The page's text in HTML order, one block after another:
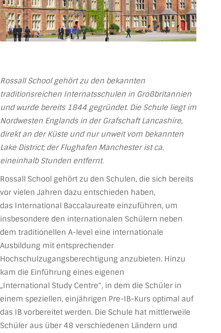
Rossall School gehört zu den bekannten
traditionsreichen Internatsschulen in Großbritannien
und wurde bereits 1844 gegründet. Die Schule liegt im
Nordwesten Englands in der Grafschaft Lancashire,
direkt an der Küste und nur unweit vom bekannten
Lake District; der Flughafen Manchester ist ca.
eineinhalb Stunden entfernt.
Rossall School gehört zu den Schulen, die sich bereits
vor vielen Jahren dazu entschieden haben,
das International Baccalaureate einzuführen, um
insbesondere den internationalen Schülern neben
dem traditionellen A-level eine internationale
Ausbildung mit entsprechender
Hochschulzugangsberechtigung anzubieten. Hinzu
kam die Einführung eines eigenen
„International Study Centre“, in dem die Schüler in
einem speziellen, einjährigen Pre-IB-Kurs optimal auf
das IB vorbereitet werden. Die Schule hat mittlerweile
Schüler aus über 48 verschiedenen Ländern und